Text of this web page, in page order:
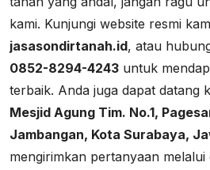
kami. Kunjungi website resmi
jasasondirtanah.id, atau
0852-8294-4243 untuk
terbaik. Anda juga dapat datang
Mesjid Agung Tim. No.1,
Jambangan, Kota Surabaya,
mengirimkan pertanyaan melalui